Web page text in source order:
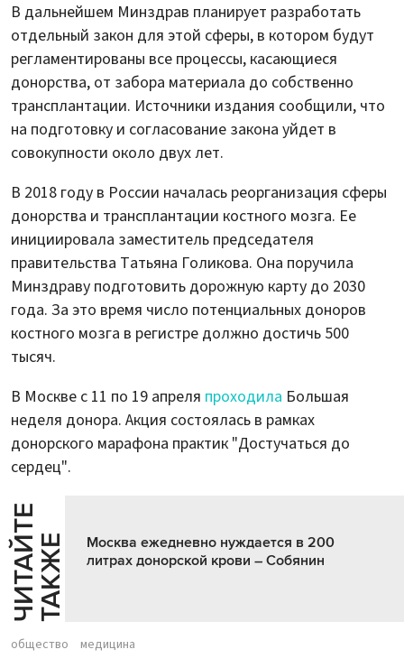
В дальнейшем Минздрав планирует разработать
отдельный закон для этой сферы, в котором будут
регламентированы все процессы, касающиеся
донорства, от забора материала до собственно
трансплантации. Источники издания сообщили, что
на подготовку и согласование закона уйдет в
совокупности около двух лет.
В 2018 году в России началась реорганизация сферы
донорства и трансплантации костного мозга. Ее
инициировала заместитель председателя
правительства Татьяна Голикова. Она поручила
Минздраву подготовить дорожную карту до 2030
года. За это время число потенциальных доноров
костного мозга в регистре должно достичь 500
тысяч.
В Москве с 11 по 19 апреля проходила Большая
неделя донора. Акция состоялась в рамках
донорского марафона практик "Достучаться до
сердец".
Ч
И
Т
АЙ
Т
Е
Т
А
К
ЖЕ
Москва ежедневно нуждается в 200
литрах донорской крови – Собянин
общество медицина